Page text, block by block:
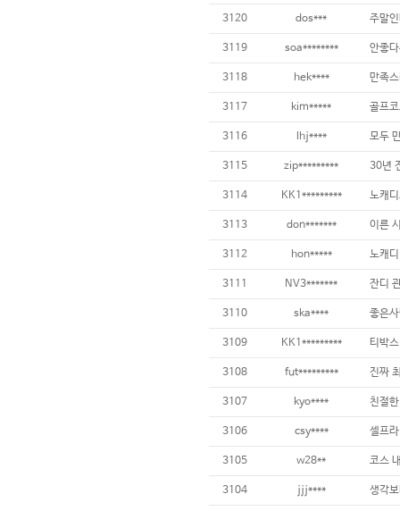
3120 dos***
3119 soa********
3118 hek**** 만족
3117 kim*****
3116 lhj****
3115 zip*********
3114 KK1*********
3113 don*******
3112 hon*****
3111 NV3*******
3110 ska****
3109 KK1*********
3108 fut*********
3107 kyo****
3106 csy****
3105 w28** 코스
3104 jjj****